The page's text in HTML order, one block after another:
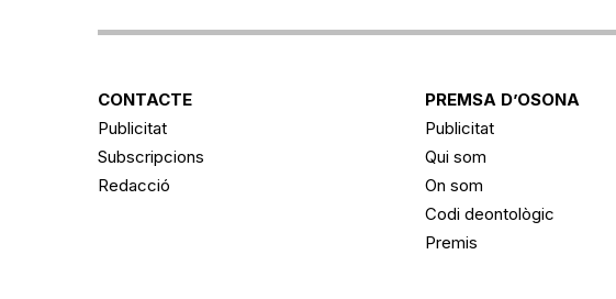
CONTACTE
Publicitat
Subscripcions
Redacció
PREMSA D’OSONA
Publicitat
Qui som
On som
Codi deontològic
Premis